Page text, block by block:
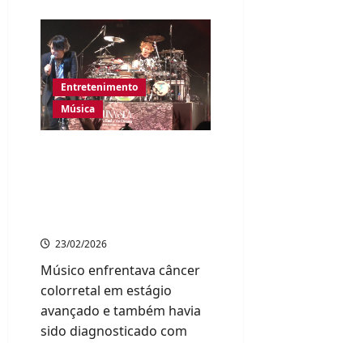
sobre
Michael
Jackson
faz
streams
do
artista
dispararem
nos
EUA
Entretenimento
Música
23/02/2026
Músico enfrentava câncer
colorretal em estágio
avançado e também havia
sido diagnosticado com